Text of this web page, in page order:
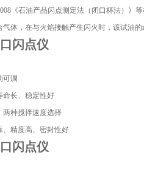
《石油产品闪点测定法（闭口杯法）》
体，在与火焰接触产生闪火时，该试油的
闪点仪
可调
命长、稳定性好
种搅拌速度选择
精度高、密封性好
闪点仪